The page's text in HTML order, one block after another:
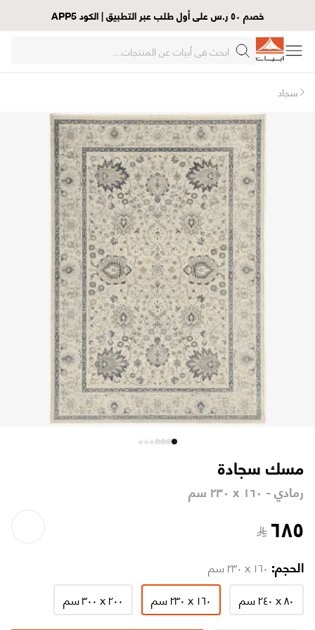
خصم ٥٠ ر.س على أول طلب عبر التطبيق | الكود APP5
سجاد
مسك سجادة
رمادي - ١٦٠ x ٢٣٠ سم
٦٨٥
الحجم: ١٦٠ x ٢٣٠ سم
٨٠ x ٢٤٠ سم
١٦٠ x ٢٣٠ سم ٢٠٠ x ٣٠٠ سم